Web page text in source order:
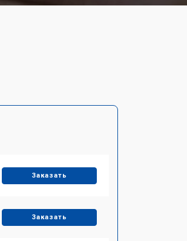
Заказать
Заказать